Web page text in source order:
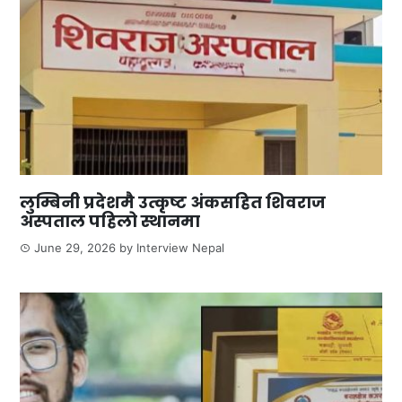
लुम्बिनी प्रदेशमै उत्कृष्ट अंकसहित शिवराज
अस्पताल पहिलो स्थानमा
June 29, 2026 by Interview Nepal